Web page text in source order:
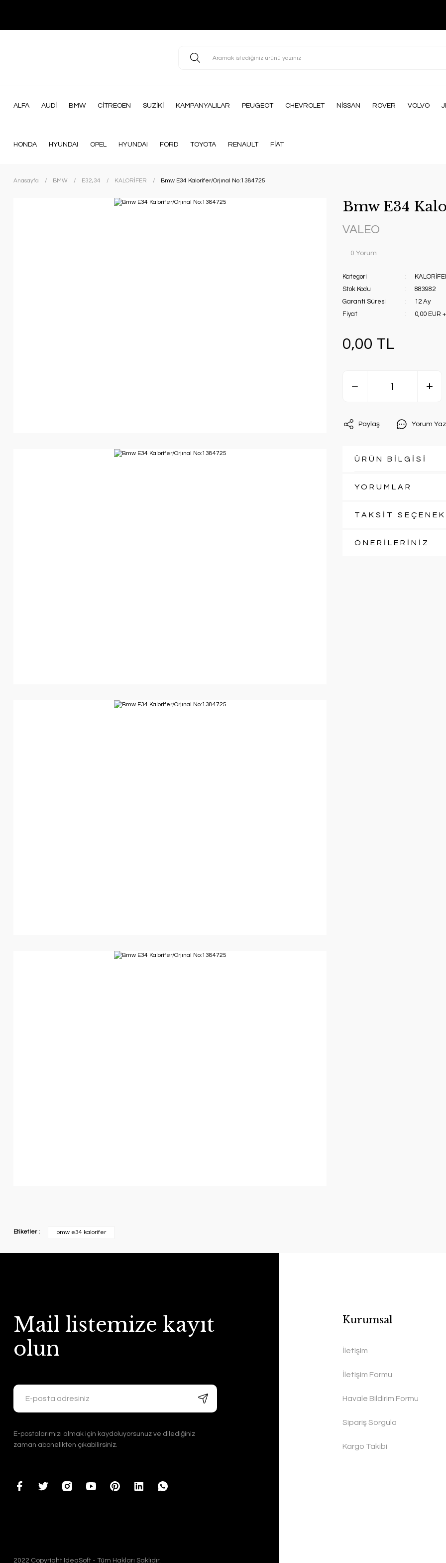
ALFA AUDİ BMW CİTREOEN SUZİKİ KAMPANYALILAR PEUGEOT CHEVROLET NİSSAN ROVER VOLVO
HONDA HYUNDAI OPEL HYUNDAI FORD TOYOTA RENAULT FİAT
Anasayfa BMW E32,34 KALORİFER Bmw E34 Kalorifer/Orjınal No:1384725
Bmw E34
VALEO
0 Yorum
Kategori
Stok Kodu
883982
Garanti Süresi
12 Ay
Fiyat
0,00 EUR
0,00 TL
Paylaş Yorum Yaz
ÜRÜN BİLGİSİ
YORUMLAR
TAKSİT
ÖNERİLERİNİZ
Etiketler : bmw e34 kalorifer
Mail listemize kayıt
olun
E-postalarımızı almak için kaydoluyorsunuz ve dilediğiniz
zaman abonelikten çıkabilirsiniz.
Kurumsal
İletişim
İletişim Formu
Havale Bildirim Formu
Sipariş Sorgula
Kargo Takibi
2022 Copyright IdeaSoft - Tüm Hakları Saklıdır.